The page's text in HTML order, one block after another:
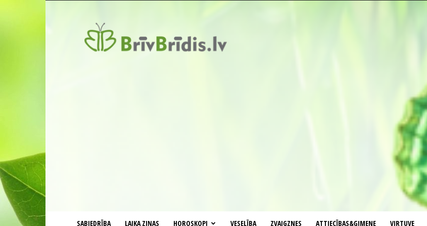
SABIEDRĪBA LAIKA ZIŅAS HOROSKOPI VESELĪBA ZVAIGZNES ATTIECĪBAS&ĢIMENE VIRTUVE